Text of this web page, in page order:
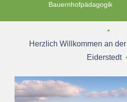
Bauernhofpädagogik
‌ • ‌
Herzlich Willkommen an
Eiderstedt